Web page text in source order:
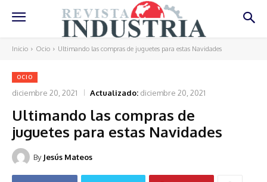
Inicio Ocio Ultimando las compras de juguetes para estas Navidades
OCIO
diciembre 20, 2021 Actualizado: diciembre 20, 2021
Ultimando las compras de
juguetes para estas Navidades
By Jesús Mateos